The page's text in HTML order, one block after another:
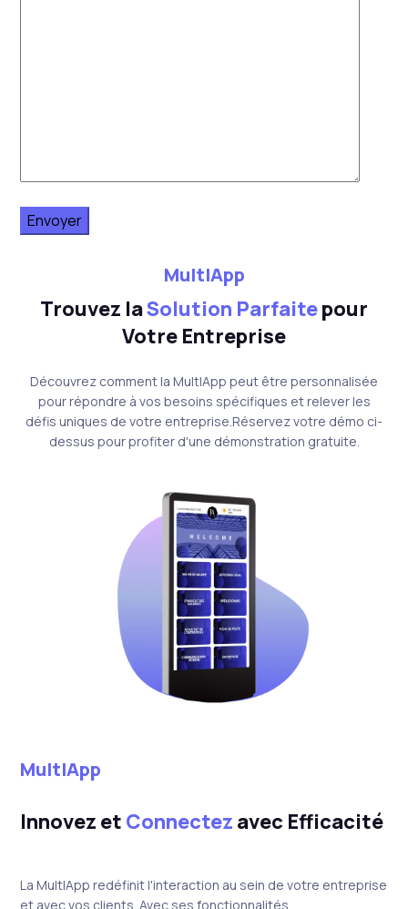
MultIApp
Trouvez laSolution Parfaitepour
Votre Entreprise
Découvrez comment la MultIApp peut être personnalisée
pour répondre à vos besoins spécifiques et relever les
défis uniques de votre entreprise.Réservez votre démo ci-
dessus pour profiter d'une démonstration gratuite.
MultIApp
Innovez et Connectez avec Efficacité
La MultIApp redéfinit l'interaction au sein de votre entreprise
et avec vos clients. Avec ses fonctionnalités